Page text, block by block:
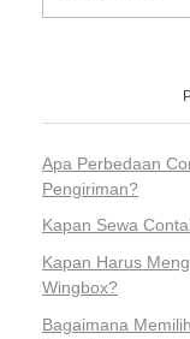
Apa Perbedaan
Pengiriman?
Kapan Sewa
Kapan Harus
Wingbox?
Bagaimana